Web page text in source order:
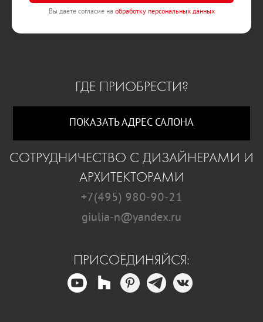
Вы даете согласие на обработку персональных данных
ГДЕ ПРИОБРЕСТИ?
ПОКАЗАТЬ АДРЕС САЛОНА
СОТРУДНИЧЕСТВО С ДИЗАЙНЕРАМИ И
АРХИТЕКТОРАМИ
+7(495) 980-90-21
giulia-n@yandex.ru
ПРИСОЕДИНЯЙСЯ: